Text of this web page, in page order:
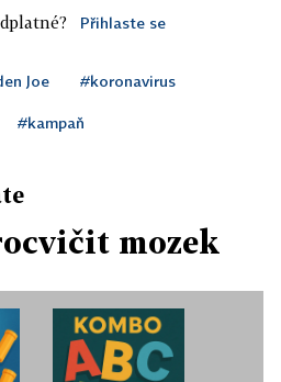
Přihlaste se
Joe #koronavirus
#kampaň
mozek